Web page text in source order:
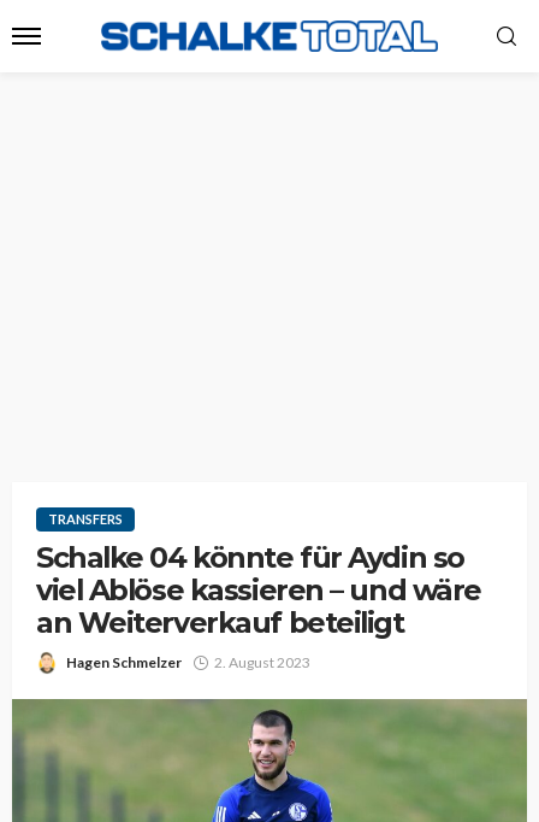
TRANSFERS
Schalke 04 könnte für Aydin so
viel Ablöse kassieren – und wäre
an Weiterverkauf beteiligt
Hagen Schmelzer 2. August 2023